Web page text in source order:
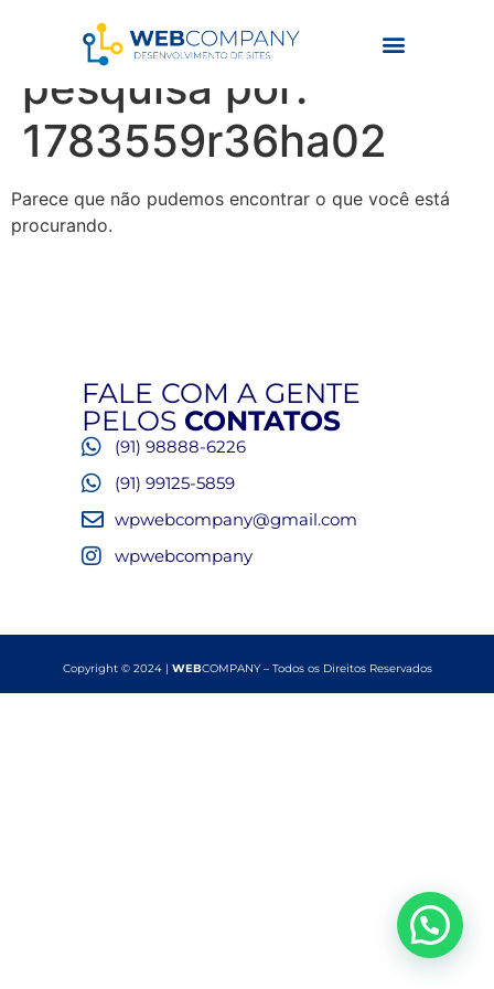
Resultados da
pesquisa por:
1783559r36ha02
Parece que não pudemos encontrar o que você está
procurando.
FALE COM A GENTE
PELOS CONTATOS
(91) 98888-6226
(91) 99125-5859
wpwebcompany@gmail.com
wpwebcompany
Copyright © 2024 | WEBCOMPANY – Todos os Direitos Reservados